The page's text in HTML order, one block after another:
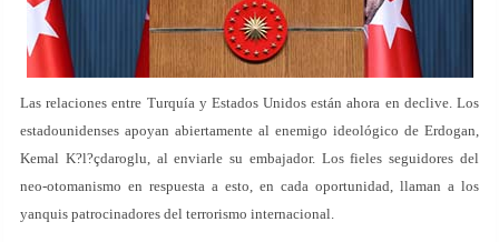
Las relaciones entre Turquía y Estados Unidos están ahora en declive. Los
estadounidenses apoyan abiertamente al enemigo ideológico de Erdogan,
Kemal K?l?çdaroglu, al enviarle su embajador. Los fieles seguidores del
neo-otomanismo en respuesta a esto, en cada oportunidad, llaman a los
yanquis patrocinadores del terrorismo internacional.